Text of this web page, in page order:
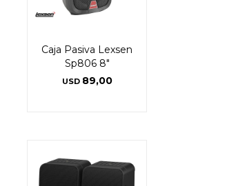
Caja Pasiva Lexsen
Sp806 8"
USD 89,00